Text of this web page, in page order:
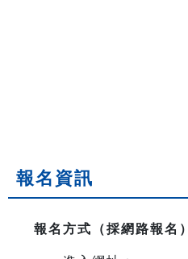
報名資訊
報名方式（採網路報名）